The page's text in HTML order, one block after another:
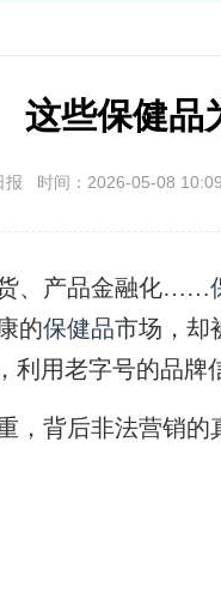
这些保健品
报 时间：2026-05-08
、产品金融化……
的保健品市场，却
利用老字号的品牌
，背后非法营销的